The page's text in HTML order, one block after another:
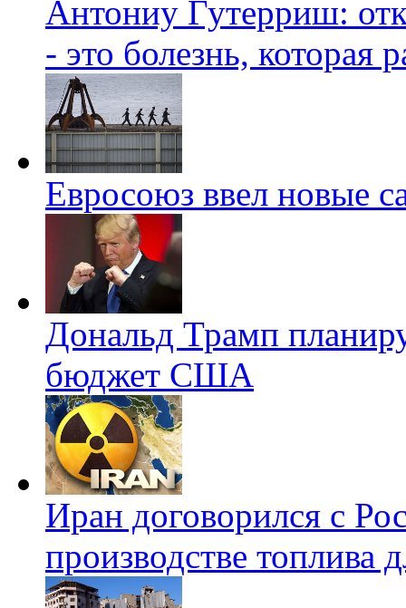
Антониу Гутерриш:
- это болезнь, которая
Евросоюз ввел новые
Дональд Трамп
бюджет США
Иран договорился с
производстве топлива